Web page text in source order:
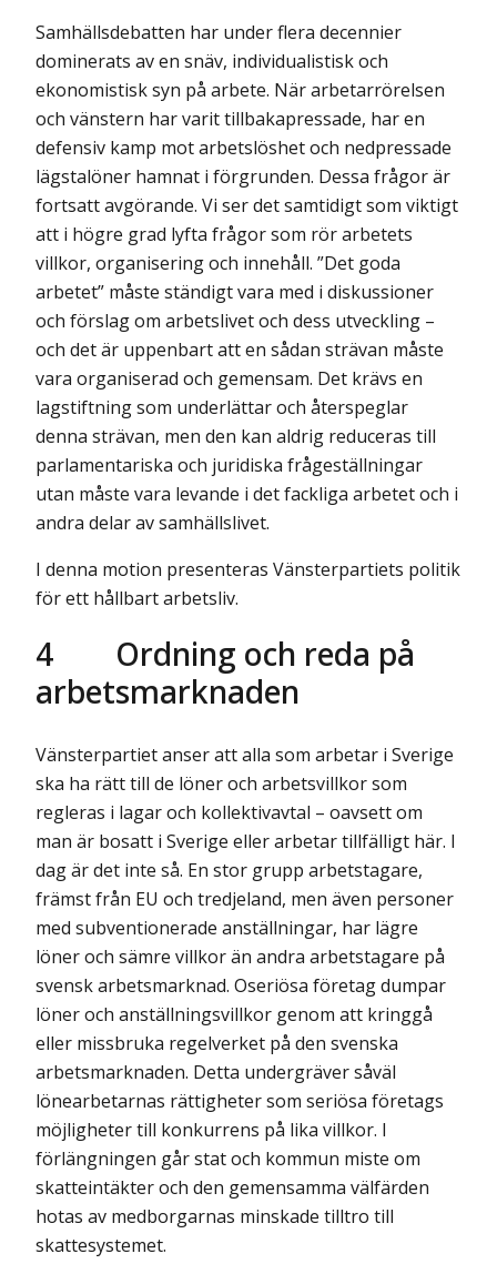
Samhällsdebatten har under flera decennier
dominerats av en snäv, individualistisk och
ekonomistisk syn på arbete. När arbetarrörelsen
och vänstern har varit tillbakapressade, har en
defensiv kamp mot arbetslöshet och nedpressade
lägstalöner hamnat i förgrunden. Dessa frågor är
fortsatt avgörande. Vi ser det samtidigt som viktigt
att i högre grad lyfta frågor som rör arbetets
villkor, organisering och innehåll. ”Det goda
arbetet” måste ständigt vara med i diskussioner
och förslag om arbetslivet och dess utveckling –
och det är uppenbart att en sådan strävan måste
vara organiserad och gemensam. Det krävs en
lagstiftning som underlättar och återspeglar
denna strävan, men den kan aldrig reduceras till
parlamentariska och juridiska frågeställningar
utan måste vara levande i det fackliga arbetet och i
andra delar av samhällslivet.
I denna motion presenteras Vänsterpartiets politik
för ett hållbart arbetsliv.
4 Ordning och reda på
arbetsmarknaden
Vänsterpartiet anser att alla som arbetar i Sverige
ska ha rätt till de löner och arbetsvillkor som
regleras i lagar och kollektivavtal – oavsett om
man är bosatt i Sverige eller arbetar tillfälligt här. I
dag är det inte så. En stor grupp arbetstagare,
främst från EU och tredjeland, men även personer
med subventionerade anställningar, har lägre
löner och sämre villkor än andra arbetstagare på
svensk arbetsmarknad. Oseriösa företag dumpar
löner och anställningsvillkor genom att kringgå
eller missbruka regelverket på den svenska
arbetsmarknaden. Detta undergräver såväl
lönearbetarnas rättigheter som seriösa företags
möjligheter till konkurrens på lika villkor. I
förlängningen går stat och kommun miste om
skatteintäkter och den gemensamma välfärden
hotas av medborgarnas minskade tilltro till
skattesystemet.